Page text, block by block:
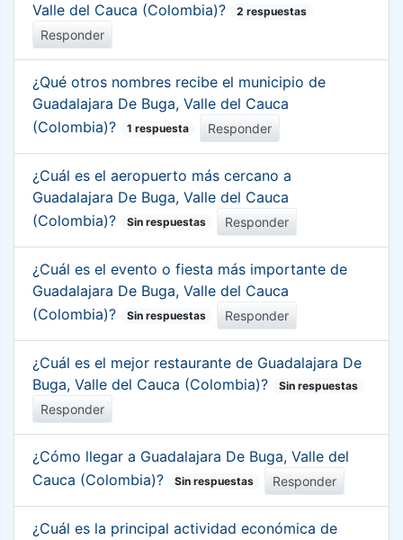
Valle del Cauca (Colombia)?
2 respuestas
Responder
¿Qué otros nombres recibe el municipio de
Guadalajara De Buga, Valle del Cauca
(Colombia)?
1 respuesta Responder
¿Cuál es el aeropuerto más cercano a
Guadalajara De Buga, Valle del Cauca
(Colombia)?
Sin respuestas Responder
¿Cuál es el evento o fiesta más importante de
Guadalajara De Buga, Valle del Cauca
(Colombia)?
Sin respuestas Responder
¿Cuál es el mejor restaurante de Guadalajara De
Buga, Valle del Cauca (Colombia)?
Sin respuestas
Responder
¿Cómo llegar a Guadalajara De Buga, Valle del
Cauca (Colombia)?
Sin respuestas Responder
¿Cuál es la principal actividad económica de